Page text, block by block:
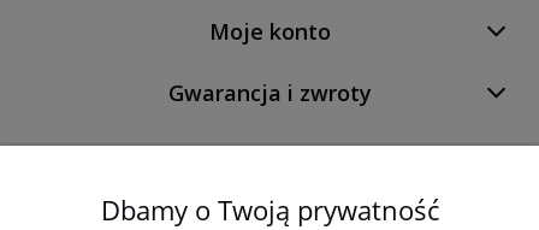
Moje konto
Gwarancja i zwroty
O firmie
Dbamy o Twoją prywatność